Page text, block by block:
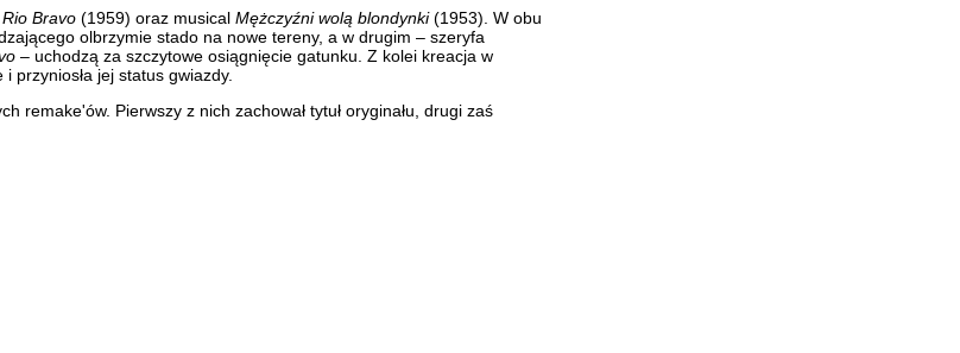
Rio Bravo (1959) oraz musical Mężczyźni wolą blondynki(1953). W obu
olbrzymie stado na nowe tereny, a w drugim – szeryfa
– uchodzą za szczytowe osiągnięcie gatunku. Z kolei kreacja w
przyniosła jej status gwiazdy.
remake'ów. Pierwszy z nich zachował tytuł oryginału, drugi zaś